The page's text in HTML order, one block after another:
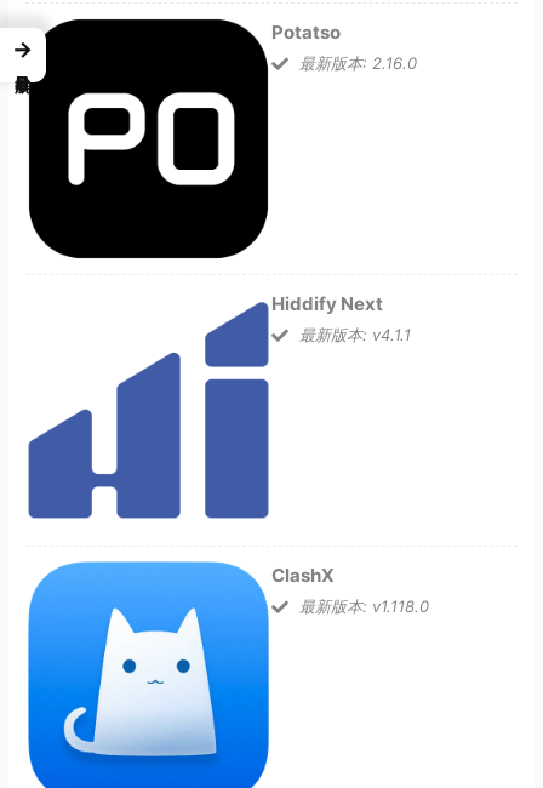
Potatso
最新版本: 2.16.0
Hiddify Next
最新版本: v4.1.1
ClashX
最新版本: v1.118.0
→